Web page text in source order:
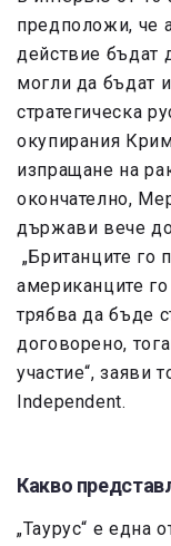
предположи, че
действие бъдат
могли да бъдат
стратегическа
окупирания
изпращане на
окончателно,
държави вече
„Британците го
американците
трябва да бъде
договорено,
участие“, заяви
Independent.
Какво
„Таурус“ е една